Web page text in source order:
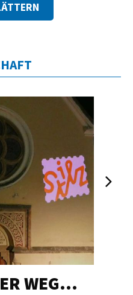
WEG…